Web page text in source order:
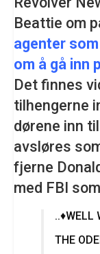
Beattie om
agenter
om å gå inn
Det finnes
tilhengerne
dørene inn
avsløres
fjerne
med FBI
..♦️WELL
THE